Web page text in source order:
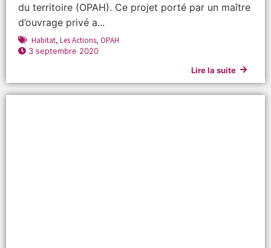
du territoire (OPAH). Ce projet porté par un maître
d’ouvrage privé a...
Habitat, Les Actions, OPAH
3 septembre 2020
Lire la suite